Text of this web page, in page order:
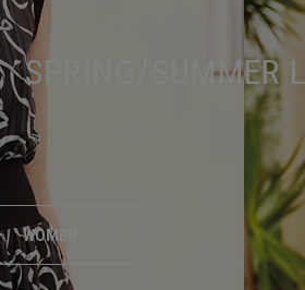
SPRING/SUMMER
WOMEN